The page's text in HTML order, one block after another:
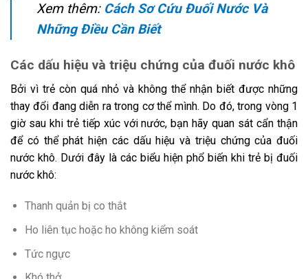
Xem thêm: Cách Sơ Cứu Đuối Nước Và
Những Điều Cần Biết
Các dấu hiệu và triệu chứng của đuối nước khô
Bởi vì trẻ còn quá nhỏ và không thể nhận biết được những
thay đổi đang diễn ra trong cơ thể mình. Do đó, trong vòng 1
giờ sau khi trẻ tiếp xúc với nước, bạn hãy quan sát cẩn thận
để có thể phát hiện các dấu hiệu và triệu chứng của đuối
nước khô. Dưới đây là các biểu hiện phổ biến khi trẻ bị đuối
nước khô:
Thanh quản bị co thắt
Ho liên tục hoặc ho không kiểm soát
Tức ngực